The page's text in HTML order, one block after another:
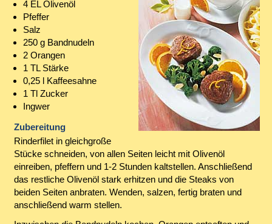
4 EL Olivenöl
Pfeffer
Salz
250 g Bandnudeln
2 Orangen
1 TL Stärke
0,25 l Kaffeesahne
1 Tl Zucker
Ingwer
Zubereitung
Rinderfilet in gleichgroße
Stücke schneiden, von allen Seiten leicht mit Olivenöl
einreiben, pfeffern und 1-2 Stunden kaltstellen. Anschließend
das restliche Olivenöl stark erhitzen und die Steaks von
beiden Seiten anbraten. Wenden, salzen, fertig braten und
anschließend warm stellen.